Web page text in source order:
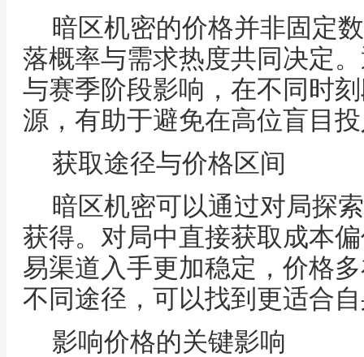
暗区机密的价格并非固定
落概率与需求热度共同决定
与赛季阶段影响，在不同时
源，有助于避免在高位盲目
获取途径与价格区间
暗区机密可以通过对局探
获得。对局中直接获取成本
易渠道入手更加稳定，价格
不同途径，可以找到更适合
影响价格的关键影响